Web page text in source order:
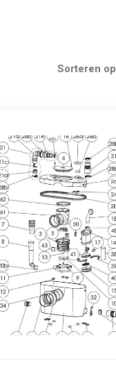
Sorteren op